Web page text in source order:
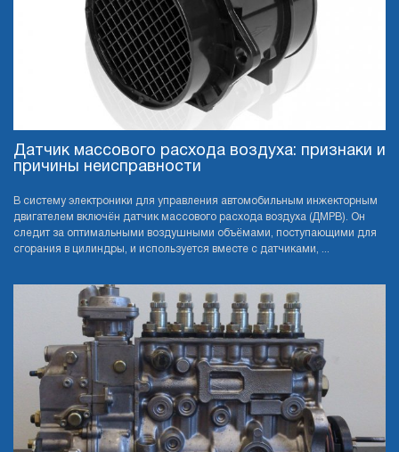
Датчик массового расхода воздуха: признаки и
причины неисправности
В систему электроники для управления автомобильным инжекторным
двигателем включён датчик массового расхода воздуха (ДМРВ). Он
следит за оптимальными воздушными объёмами, поступающими для
сгорания в цилиндры, и используется вместе с датчиками, ...